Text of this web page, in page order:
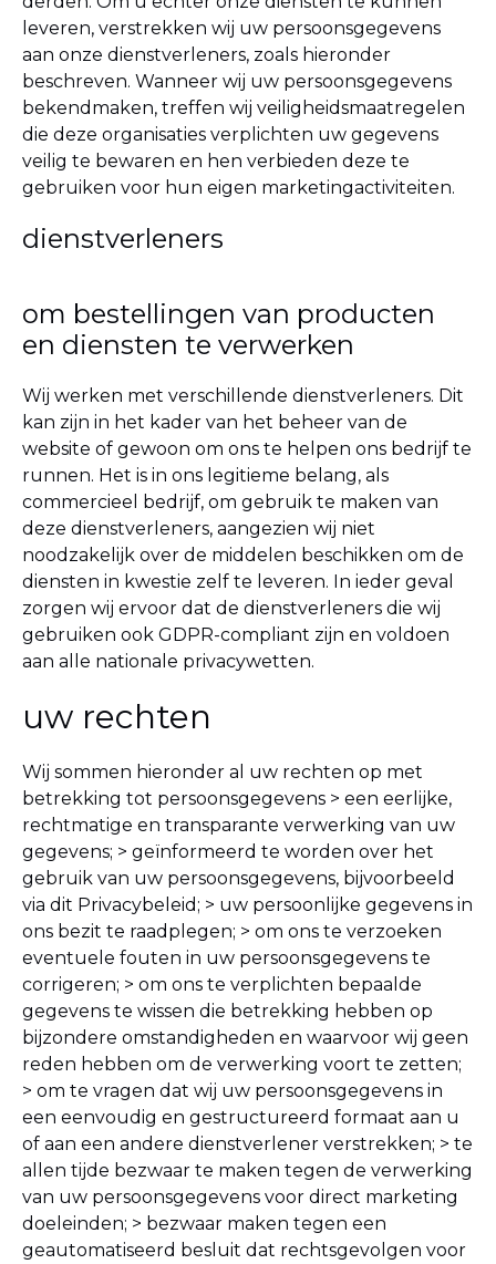
leveren, verstrekken wij uw persoonsgegevens
aan onze dienstverleners, zoals hieronder
beschreven. Wanneer wij uw persoonsgegevens
bekendmaken, treffen wij veiligheidsmaatregelen
die deze organisaties verplichten uw gegevens
veilig te bewaren en hen verbieden deze te
gebruiken voor hun eigen marketingactiviteiten.
dienstverleners
om bestellingen van producten
en diensten te verwerken
Wij werken met verschillende dienstverleners. Dit
kan zijn in het kader van het beheer van de
website of gewoon om ons te helpen ons bedrijf te
runnen. Het is in ons legitieme belang, als
commercieel bedrijf, om gebruik te maken van
deze dienstverleners, aangezien wij niet
noodzakelijk over de middelen beschikken om de
diensten in kwestie zelf te leveren. In ieder geval
zorgen wij ervoor dat de dienstverleners die wij
gebruiken ook GDPR-compliant zijn en voldoen
aan alle nationale privacywetten.
uw rechten
Wij sommen hieronder al uw rechten op met
betrekking tot persoonsgegevens > een eerlijke,
rechtmatige en transparante verwerking van uw
gegevens; > geïnformeerd te worden over het
gebruik van uw persoonsgegevens, bijvoorbeeld
via dit Privacybeleid; > uw persoonlijke gegevens in
ons bezit te raadplegen; > om ons te verzoeken
eventuele fouten in uw persoonsgegevens te
corrigeren; > om ons te verplichten bepaalde
gegevens te wissen die betrekking hebben op
bijzondere omstandigheden en waarvoor wij geen
reden hebben om de verwerking voort te zetten;
> om te vragen dat wij uw persoonsgegevens in
een eenvoudig en gestructureerd formaat aan u
of aan een andere dienstverlener verstrekken; > te
allen tijde bezwaar te maken tegen de verwerking
van uw persoonsgegevens voor direct marketing
doeleinden; > bezwaar maken tegen een
geautomatiseerd besluit dat rechtsgevolgen voor